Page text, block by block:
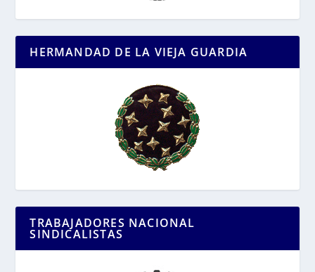
HERMANDAD DE LA VIEJA GUARDIA
TRABAJADORES NACIONAL
SINDICALISTAS